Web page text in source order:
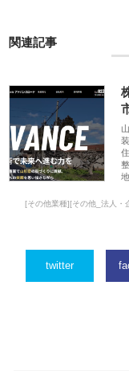
関連記事
[その他業種][その他_法人・
twitter